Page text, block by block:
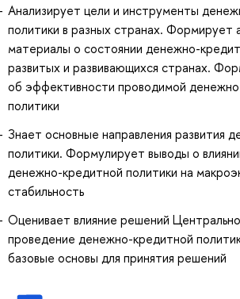
Анализирует цели и инструменты
политики в разных странах. Формирует
материалы о состоянии денежно-
развитых и развивающихся странах.
об эффективности проводимой
политики
Знает основные направления развития
политики. Формулирует выводы о
денежно-кредитной политики на
стабильность
Оценивает влияние решений
проведение денежно-кредитной
базовые основы для принятия решений